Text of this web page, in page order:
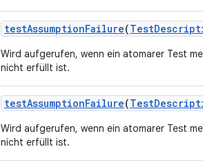
testAssumptionFailure(Test
Wird aufgerufen, wenn ein atomarer Test
nicht erfüllt ist.
testAssumptionFailure(Test
Wird aufgerufen, wenn ein atomarer Test
nicht erfüllt ist.